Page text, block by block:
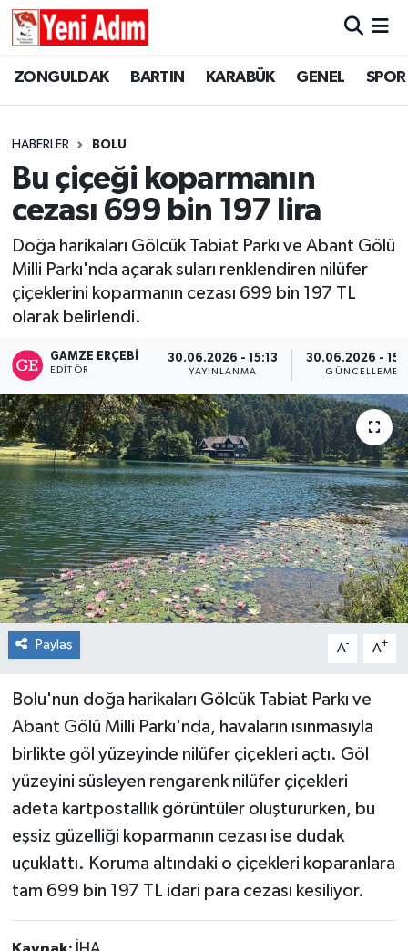
ZONGULDAK BARTIN KARABÜK GENEL SPOR
HABERLER BOLU
Bu çiçeği koparmanın
cezası 699 bin 197 lira
Doğa harikaları Gölcük Tabiat Parkı ve Abant Gölü
Milli Parkı'nda açarak suları renklendiren nilüfer
çiçeklerini koparmanın cezası 699 bin 197 TL
olarak belirlendi.
GAMZE ERÇEBI
EDITÖR
30.06.2026 - 15:13
YAYINLANMA
30.06.2026 -
GÜNCELLEME
Paylaş A- A+
Bolu'nun doğa harikaları Gölcük Tabiat Parkı ve
Abant Gölü Milli Parkı'nda, havaların ısınmasıyla
birlikte göl yüzeyinde nilüfer çiçekleri açtı. Göl
yüzeyini süsleyen rengarenk nilüfer çiçekleri
adeta kartpostallık görüntüler oluştururken, bu
eşsiz güzelliği koparmanın cezası ise dudak
uçuklattı. Koruma altındaki o çiçekleri koparanlara
tam 699 bin 197 TL idari para cezası kesiliyor.
ZONGULDAK
ASAYİŞ
GÜNCEL
SİYASET
RESMİ İLAN
ZONGULDAK
KARABÜK
GENEL
SPOR
SİYASET
SAĞLIK
GÜNCEL
RESMİ İLAN
Künye
Zonguldak Hava Durumu
Süper Lig Puan Durumu ve Fikstür
Tüm Manşetler
Son Dakika Haberleri
Haber Arşivi